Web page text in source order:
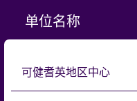
单位名称
可健耆英地区中心